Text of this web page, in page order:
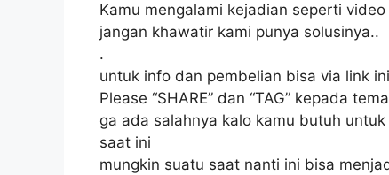
Kamu mengalami kejadian seperti video
jangan khawatir kami punya solusinya..
.
untuk info dan pembelian bisa via link
Please “SHARE” dan “TAG” kepada
ga ada salahnya kalo kamu butuh
saat ini
mungkin suatu saat nanti ini bisa